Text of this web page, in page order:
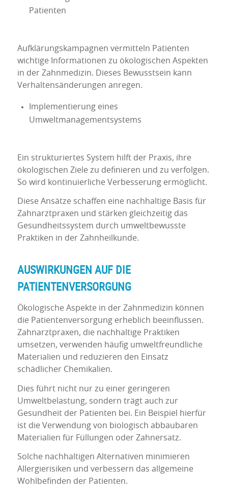
Patienten
Aufklärungskampagnen vermitteln Patienten
wichtige Informationen zu ökologischen Aspekten
in der Zahnmedizin. Dieses Bewusstsein kann
Verhaltensänderungen anregen.
Implementierung eines
Umweltmanagementsystems
Ein strukturiertes System hilft der Praxis, ihre
ökologischen Ziele zu definieren und zu verfolgen.
So wird kontinuierliche Verbesserung ermöglicht.
Diese Ansätze schaffen eine nachhaltige Basis für
Zahnarztpraxen und stärken gleichzeitig das
Gesundheitssystem durch umweltbewusste
Praktiken in der Zahnheilkunde.
AUSWIRKUNGEN AUF DIE
PATIENTENVERSORGUNG
Ökologische Aspekte in der Zahnmedizin können
die Patientenversorgung erheblich beeinflussen.
Zahnarztpraxen, die nachhaltige Praktiken
umsetzen, verwenden häufig umweltfreundliche
Materialien und reduzieren den Einsatz
schädlicher Chemikalien.
Dies führt nicht nur zu einer geringeren
Umweltbelastung, sondern trägt auch zur
Gesundheit der Patienten bei. Ein Beispiel hierfür
ist die Verwendung von biologisch abbaubaren
Materialien für Füllungen oder Zahnersatz.
Solche nachhaltigen Alternativen minimieren
Allergierisiken und verbessern das allgemeine
Wohlbefinden der Patienten.